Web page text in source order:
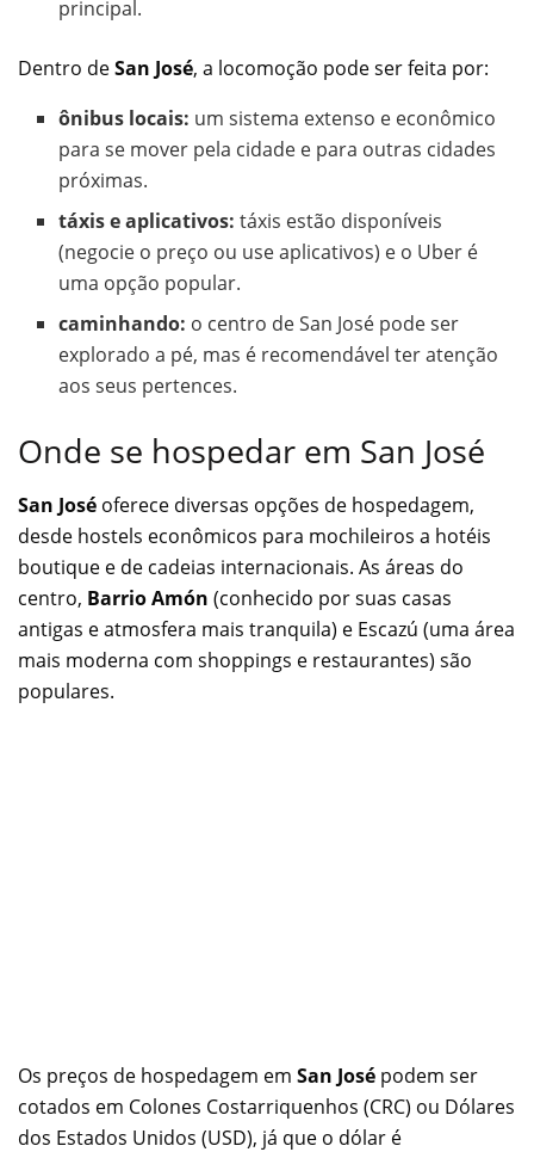
principal.
Dentro deSan José, a locomoção pode ser feita por:
ônibus locais: um sistema extenso e econômico
para se mover pela cidade e para outras cidades
próximas.
táxis e aplicativos: táxis estão disponíveis
(negocie o preço ou use aplicativos) e o Uber é
uma opção popular.
caminhando: o centro de San José pode ser
explorado a pé, mas é recomendável ter atenção
aos seus pertences.
Onde se hospedar em San José
San José oferece diversas opções de hospedagem,
desde hostels econômicos para mochileiros a hotéis
boutique e de cadeias internacionais. As áreas do
centro, Barrio Amón (conhecido por suas casas
antigas e atmosfera mais tranquila) e Escazú (uma área
mais moderna com shoppings e restaurantes) são
populares.
Os preços de hospedagem em San José podem ser
cotados em Colones Costarriquenhos (CRC) ou Dólares
dos Estados Unidos (USD), já que o dólar é